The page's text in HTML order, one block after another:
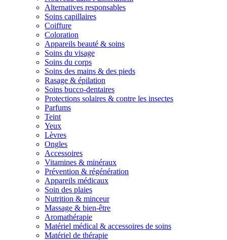
Alternatives responsables
Soins capillaires
Coiffure
Coloration
Appareils beauté & soins
Soins du visage
Soins du corps
Soins des mains & des pieds
Rasage & épilation
Soins bucco-dentaires
Protections solaires & contre les insectes
Parfums
Teint
Yeux
Lèvres
Ongles
Accessoires
Vitamines & minéraux
Prévention & régénération
Appareils médicaux
Soin des plaies
Nutrition & minceur
Massage & bien-être
Aromathérapie
Matériel médical & accessoires de soins
Matériel de thérapie